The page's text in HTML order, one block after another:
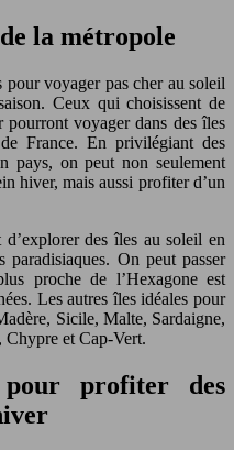
la métropole
pour voyager pas cher au soleil
Ceux qui choisissent de
voyager dans des îles
France. En privilégiant des
pays, on peut non seulement
hiver, mais aussi profiter d’un
des îles au soleil en
paradisiaques. On peut passer
proche de l’Hexagone est
Les autres îles idéales pour
Sicile, Malte, Sardaigne,
Chypre et Cap-Vert.
profiter des